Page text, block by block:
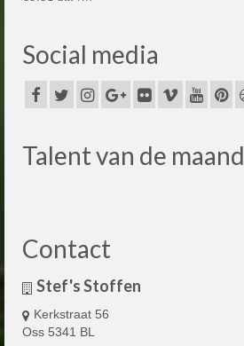
Social media
Talent van de maand
Contact
Stef's Stoffen
Kerkstraat 56
Oss 5341 BL